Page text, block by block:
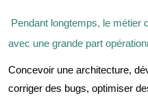
Pendant longtemps, le métier
avec une grande part
Concevoir une architecture,
corriger des bugs, optimiser